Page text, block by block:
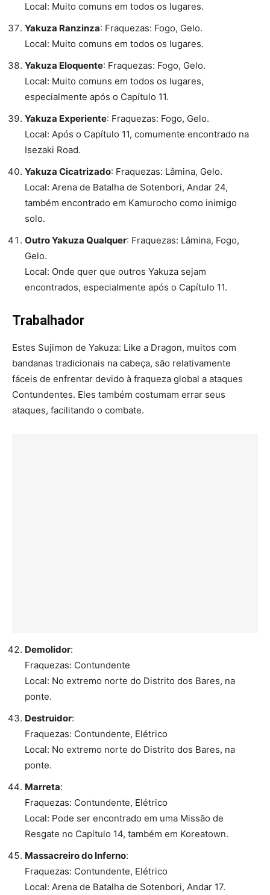
Local: Muito comuns em todos os lugares.
Yakuza Ranzinza: Fraquezas: Fogo, Gelo.
Local: Muito comuns em todos os lugares.
Yakuza Eloquente: Fraquezas: Fogo, Gelo.
Local: Muito comuns em todos os lugares,
especialmente após o Capítulo 11.
Yakuza Experiente: Fraquezas: Fogo, Gelo.
Local: Após o Capítulo 11, comumente encontrado na
Isezaki Road.
Yakuza Cicatrizado: Fraquezas: Lâmina, Gelo.
Local: Arena de Batalha de Sotenbori, Andar 24,
também encontrado em Kamurocho como inimigo
solo.
Outro Yakuza Qualquer: Fraquezas: Lâmina, Fogo,
Gelo.
Local: Onde quer que outros Yakuza sejam
encontrados, especialmente após o Capítulo 11.
Trabalhador
Estes Sujimon de Yakuza: Like a Dragon, muitos com
bandanas tradicionais na cabeça, são relativamente
fáceis de enfrentar devido à fraqueza global a ataques
Contundentes. Eles também costumam errar seus
ataques, facilitando o combate.
Demolidor:
Fraquezas: Contundente
Local: No extremo norte do Distrito dos Bares, na
ponte.
Destruidor:
Fraquezas: Contundente, Elétrico
Local: No extremo norte do Distrito dos Bares, na
ponte.
Marreta:
Fraquezas: Contundente, Elétrico
Local: Pode ser encontrado em uma Missão de
Resgate no Capítulo 14, também em Koreatown.
Massacreiro do Inferno:
Fraquezas: Contundente, Elétrico
Local: Arena de Batalha de Sotenbori, Andar 17.